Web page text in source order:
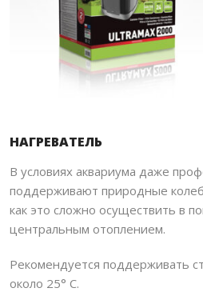
НАГРЕВАТЕЛЬ
В условиях аквариума даже
поддерживают природные
как это сложно осуществить в
центральным отоплением.
Рекомендуется поддерживать
около 25° C.
ПОИСК